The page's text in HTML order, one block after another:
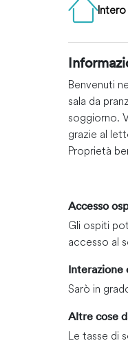
Benvenuti
sala da
soggiorno.
grazie al
Proprietà
Accesso
Gli ospiti
accesso al
Interazione
Sarò in
Altre cose
Le tasse di